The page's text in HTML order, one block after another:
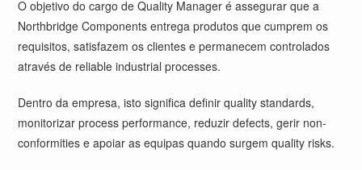
O objetivo do cargo de Quality Manager é assegurar que a
Northbridge Components entrega produtos que cumprem os
requisitos, satisfazem os clientes e permanecem controlados
através de reliable industrial processes.
Dentro da empresa, isto significa definir quality standards,
monitorizar process performance, reduzir defects, gerir non-
conformities e apoiar as equipas quando surgem quality risks.